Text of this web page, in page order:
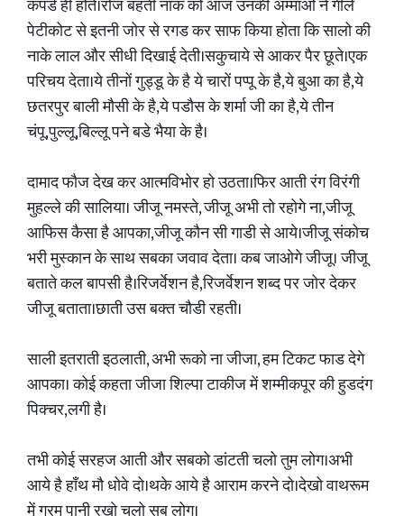
कपडे ही होते।रोज बहती नाक को आज उनकी अम्माओ ने गीले
पेटीकोट से इतनी जोर से रगड कर साफ किया होता कि सालो की
नाके लाल और सीधी दिखाई देती।सकुचाये से आकर पैर छूते।एक
परिचय देता।ये तीनों गुड्डू के है ये चारों पप्पू के है,ये बुआ का है,ये
छतरपुर बाली मौसी के है,ये पडौस के शर्मा जी का है,ये तीन
चंपू,पुल्लू,बिल्लू पने बडे भैया के है।
दामाद फौज देख कर आत्मविभोर हो उठता।फिर आती रंग विरंगी
मुहल्ले की सालिया। जीजू नमस्ते, जीजू अभी तो रहोगे ना,जीजू
आफिस कैसा है आपका,जीजू कौन सी गाडी से आये।जीजू संकोच
भरी मुस्कान के साथ सबका जवाव देता। कब जाओगे जीजू। जीजू
बताते कल बापसी है।रिजर्वेशन है,रिजर्वेशन शब्द पर जोर देकर
जीजू बताता।छाती उस बक्त चौडी रहती।
साली इतराती इठलाती, अभी रूको ना जीजा, हम टिकट फाड देगे
आपका। कोई कहता जीजा शिल्पा टाकीज में शम्मीकपूर की हुडदंग
पिक्चर,लगी है।
तभी कोई सरहज आती और सबको डांटती चलो तुम लोग।अभी
आये है हाँथ मौ धोवे दो।थके आये है आराम करने दो।देखो वाथरूम